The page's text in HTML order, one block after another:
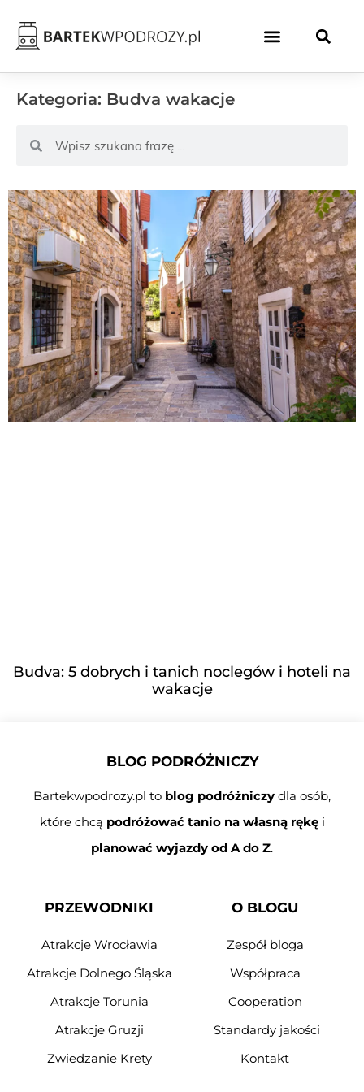
Kategoria: Budva wakacje
Budva: 5 dobrych i tanich noclegów i hoteli na
wakacje
BLOG PODRÓŻNICZY
Bartekwpodrozy.pl to blog podróżniczy dla osób,
które chcą podróżować tanio na własną rękęi
planować wyjazdy od A do Z.
PRZEWODNIKI
Atrakcje Wrocławia
Atrakcje Dolnego Śląska
Atrakcje Torunia
Atrakcje Gruzji
Zwiedzanie Krety
O BLOGU
Zespół bloga
Współpraca
Cooperation
Standardy jakości
Kontakt